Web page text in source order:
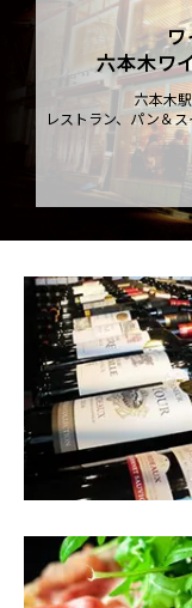
ワ
六本木ワ
六本木
レストラン、パン＆